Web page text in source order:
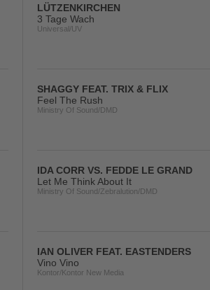
LÜTZENKIRCHEN
3 Tage Wach
Universal/UV
SHAGGY FEAT. TRIX & FLIX
Feel The Rush
Ministry Of Sound/DMD
IDA CORR VS. FEDDE LE GRAND
Let Me Think About It
Ministry Of Sound/Zebralution/DMD
IAN OLIVER FEAT. EASTENDERS
Vino Vino
Kontor/Kontor New Media